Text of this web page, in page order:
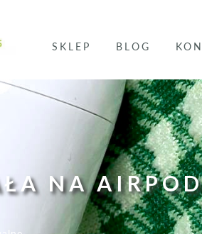
SKLEP BLOG
NA